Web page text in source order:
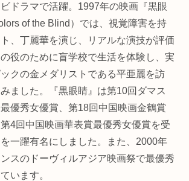
ドラマで活躍。1997年の映画『黒眼
of the Blind）では、視覚障害を持
、丁麗華を演じ、リアルな演技が評価
役のために盲学校で生活を体験し、実
クの金メダリストである平亜麗を訪
ました。『黒眼睛』は第10回ダマス
優秀女優賞、第18回中国映画金鶴賞
4回中国映画華表賞最優秀女優賞を受
一躍有名にしました。また、2000年
スのドーヴィルアジア映画祭で最優秀
います。